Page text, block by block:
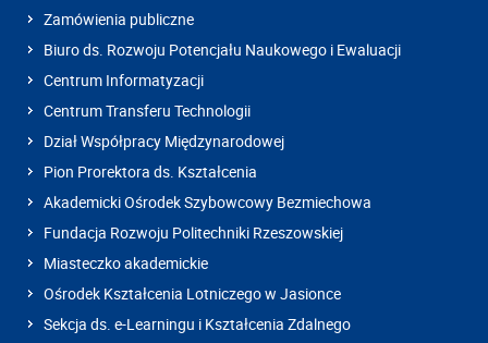
Zamówienia publiczne
Biuro ds. Rozwoju Potencjału Naukowego i Ewaluacji
Centrum Informatyzacji
Centrum Transferu Technologii
Dział Współpracy Międzynarodowej
Pion Prorektora ds. Kształcenia
Akademicki Ośrodek Szybowcowy Bezmiechowa
Fundacja Rozwoju Politechniki Rzeszowskiej
Miasteczko akademickie
Ośrodek Kształcenia Lotniczego w Jasionce
Sekcja ds. e-Learningu i Kształcenia Zdalnego